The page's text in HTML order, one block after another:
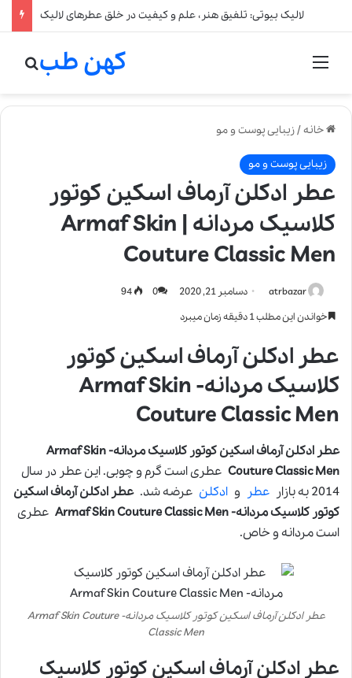
لالیک بیوتی: تلفیق هنر، علم و کیفیت در خلق عطرهای لالیک
منو کهن طب
خانه/زیبایی پوست و مو
زیبایی پوست و مو
عطر ادکلن آرماف اسکین کوتور
کلاسیک مردانه | Armaf Skin
Couture Classic Men
atrbazar دسامبر 21, 2020 0
خواندن این مطلب 1 دقیقه زمان میبرد
عطر ادکلن آرماف اسکین کوتور
کلاسیک مردانه- Armaf Skin
Couture Classic Men
عطر ادکلن آرماف اسکین کوتور کلاسیک مردانه- Armaf Skin
Couture Classic Men عطری است گرم و چوبی. این عطر در سال
2014 به بازار
عطر و ادکلن عرضه شد.عطر ادکلن آرماف اسکین
کوتور کلاسیک مردانه- Armaf Skin Couture Classic Men
عطری
است مردانه و خاص.
عطر ادکلن آرماف اسکین کوتور کلاسیک مردانه- Armaf Skin Couture
Classic Men
عطر ادکلن آرماف اسکین کوتور کلاسیک